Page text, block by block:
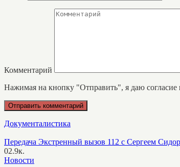
Комментарий
Нажимая на кнопку "Отправить", я даю согласие
Документалистика
Передача Экстренный вызов 112 с Сергеем
02.9к.
Новости